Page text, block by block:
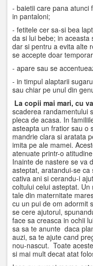
- baietii care pana
in pantaloni;
- fetitele cer sa-si bea
da si lui bebe; in
dar si pentru a evita alte
se accepte doar
- apare sau se
- in timpul alaptarii
sau chiar pe unul din
La copii mai mari, cu
scaderea randamentului
pleca de acasa. In
asteapta un fratior sau o
mandrie clara si aratata
imita pe ale mamei.
atenuate printr-o
Inainte de nastere se va
asteptat, aratandui-se
cativa ani si cerandu-i
coltului celui asteptat.
tale din maternitate
cu un pui de om adormit
se cere ajutorul,
face sa creasca in ochii
sa sa te anunte daca
auzi, sa te ajute cand
nou-nascut. Toate
si mai mult decat atat